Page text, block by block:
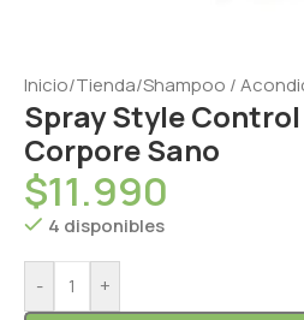
Inicio/Tienda/Shampoo /
Spray Style
Corpore Sano
$11.990
4 disponibles
- +